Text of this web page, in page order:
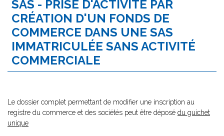
SAS - PRISE D'ACTIVITÉ PAR
CRÉATION D'UN FONDS DE
COMMERCE DANS UNE SAS
IMMATRICULÉE SANS ACTIVITÉ
COMMERCIALE
Le dossier complet permettant de modifier une inscription au
registre du commerce et des sociétés peut être déposé du guichet
unique